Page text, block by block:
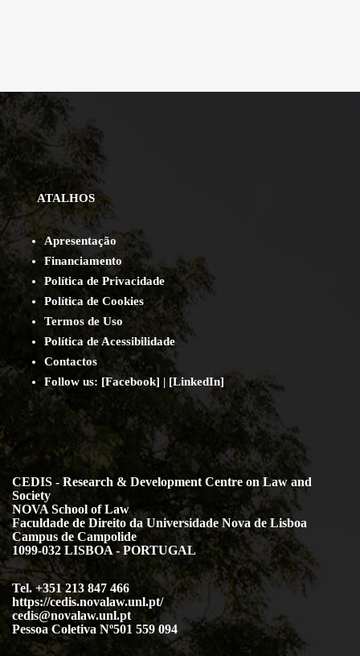
ATALHOS
Apresentação
Financiamento
Política de Privacidade
Política de Cookies
Termos de Uso
Política de Acessibilidade
Contactos
Follow us: [Facebook] | [LinkedIn]
CEDIS - Research & Development Centre on Law and
Society
NOVA School of Law
Faculdade de Direito da Universidade Nova de Lisboa
Campus de Campolide
1099-032 LISBOA - PORTUGAL
Tel. +351 213 847 466
https://cedis.novalaw.unl.pt/
cedis@novalaw.unl.pt
Pessoa Coletiva Nº501 559 094